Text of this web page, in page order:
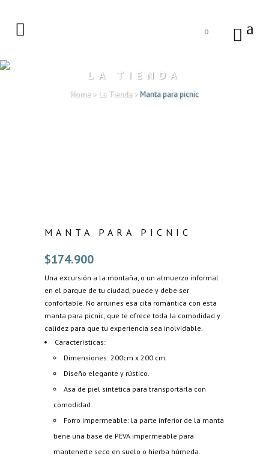
0
LA TIENDA
Home > La Tienda >Manta para picnic
MANTA PARA PICNIC
$174.900
Una excursión a la montaña, o un almuerzo informal
en el parque de tu ciudad, puede y debe ser
confortable. No arruines esa cita romántica con esta
manta para picnic, que te ofrece toda la comodidad y
calidez para que tu experiencia sea inolvidable.
Características:
Dimensiones: 200cm x 200 cm.
Diseño elegante y rústico.
Asa de piel sintética para transportarla con
comodidad.
Forro impermeable: la parte inferior de la manta
tiene una base de PEVA impermeable para
mantenerte seco en suelo o hierba húmeda.